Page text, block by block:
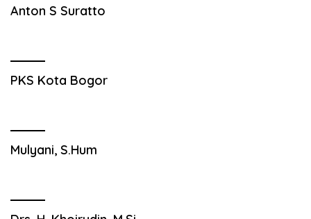
Anton S Suratto
PKS Kota Bogor
Mulyani, S.Hum